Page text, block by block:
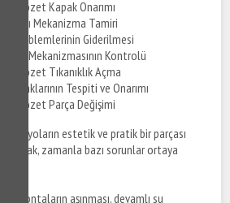
Klozet Kapak Onarımı
Mekanizma Tamiri
Problemlerinin Giderilmesi
Mekanizmasının Kontrolü
Klozet Tıkanıklık Açma
Kaçaklarının Tespiti ve Onarımı
Klozet Parça Değişimi
banyoların estetik ve pratik bir parçası
Ancak, zamanla bazı sorunlar ortaya
contaların aşınması, devamlı su